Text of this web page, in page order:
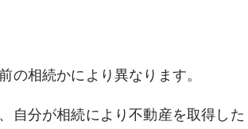
相続かにより異なります。
自分が相続により不動産を取得した